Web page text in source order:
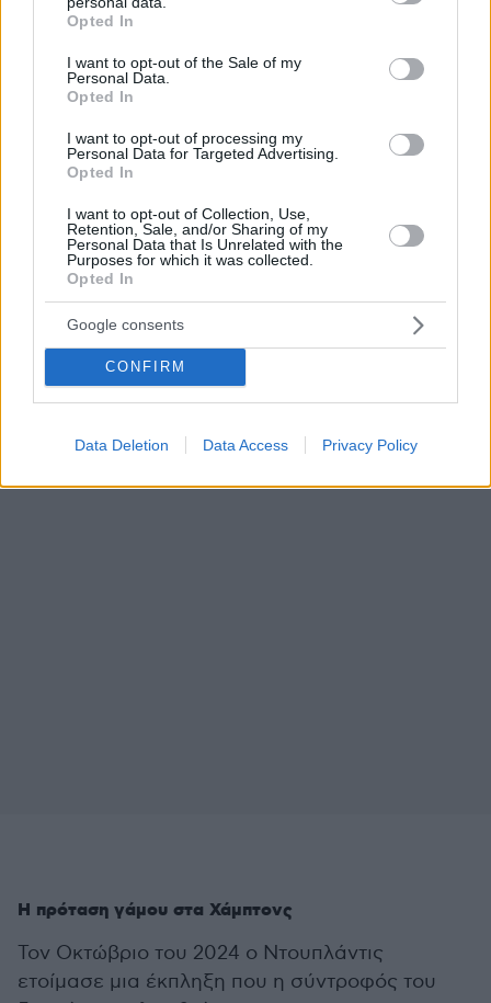
grant or deny consent to Google and its third-party tags to
use your data for below specified purposes in below Google
consent section.
Opted In
I want to opt-out of the Sale of my
Personal Data.
Opted In
I want to opt-out of processing my
Personal Data for Targeted Advertising.
Opted In
I want to opt-out of Collection, Use,
Retention, Sale, and/or Sharing of my
Personal Data that Is Unrelated with the
Purposes for which it was collected.
Opted In
Google consents
CONFIRM
Data Deletion Data Access Privacy Policy
Η πρόταση γάμου στα Χάμπτονς
Τον Οκτώβριο του 2024 ο Ντουπλάντις
ετοίμασε μια έκπληξη που η σύντροφός του